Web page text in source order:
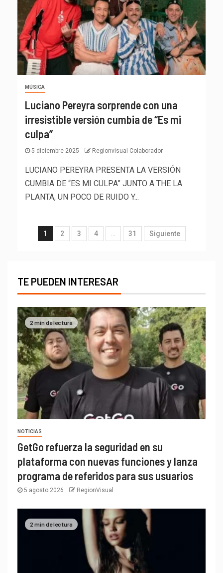
MÚSICA
Luciano Pereyra sorprende con una
irresistible versión cumbia de “Es mi
culpa”
5 diciembre 2025 Regionvisual Colaborador
LUCIANO PEREYRA PRESENTA LA VERSIÓN
CUMBIA DE “ES MI CULPA” JUNTO A THE LA
PLANTA, UN POCO DE RUIDO Y...
1 2 3 4 … 31 Siguiente
TE PUEDEN INTERESAR
2 min de lectura
NOTICIAS
GetGo refuerza la seguridad en su
plataforma con nuevas funciones y lanza
programa de referidos para sus usuarios
5 agosto 2026 RegionVisual
2 min de lectura